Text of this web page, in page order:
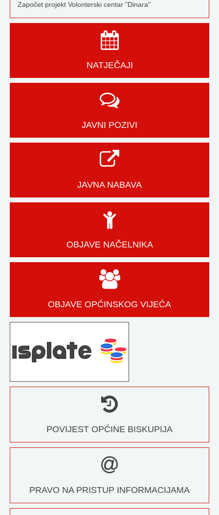
Započet projekt Volonterski centar "Dinara"
NATJEČAJI
JAVNI POZIVI
JAVNA NABAVA
OBJAVE NAČELNIKA
OBJAVE OPĆINSKOG VIJEĆA
POVIJEST OPĆINE BISKUPIJA
PRAVO NA PRISTUP INFORMACIJAMA